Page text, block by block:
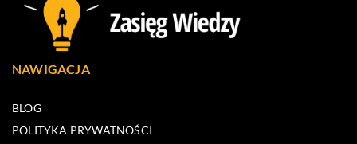
NAWIGACJA
BLOG
POLITYKA PRYWATNOŚCI